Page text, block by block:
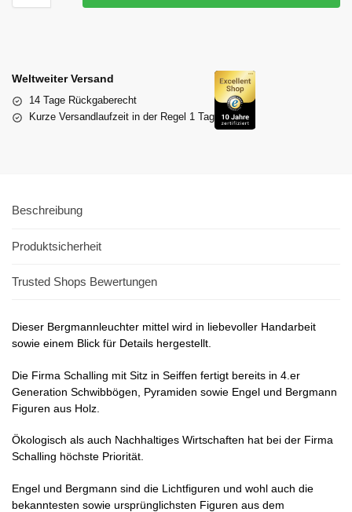
Weltweiter Versand
14 Tage Rückgaberecht
Kurze Versandlaufzeit in der Regel 1 Tag
Beschreibung
Produktsicherheit
Trusted Shops Bewertungen
Dieser Bergmannleuchter mittel wird in liebevoller Handarbeit
sowie einem Blick für Details hergestellt.
Die Firma Schalling mit Sitz in Seiffen fertigt bereits in 4.er
Generation Schwibbögen, Pyramiden sowie Engel und Bergmann
Figuren aus Holz.
Ökologisch als auch Nachhaltiges Wirtschaften hat bei der Firma
Schalling höchste Priorität.
Engel und Bergmann sind die Lichtfiguren und wohl auch die
bekanntesten sowie ursprünglichsten Figuren aus dem